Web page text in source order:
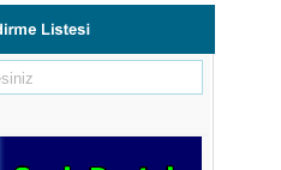
Cihazları
Kalınlığı Ölçüm